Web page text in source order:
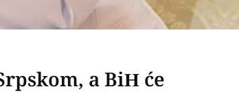
a BiH će